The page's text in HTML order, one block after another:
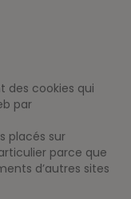
des cookies qui
par
placés sur
parce que
d’autres sites